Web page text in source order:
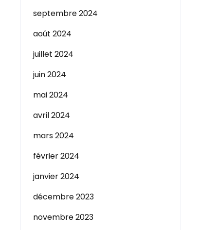
septembre 2024
août 2024
juillet 2024
juin 2024
mai 2024
avril 2024
mars 2024
février 2024
janvier 2024
décembre 2023
novembre 2023